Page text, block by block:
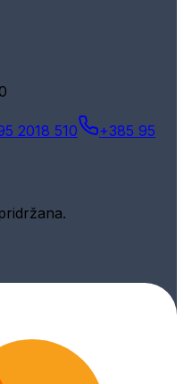
2018 510
+385 95